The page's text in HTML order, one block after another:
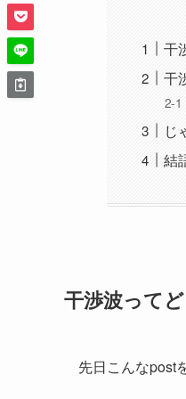
干
干
じ
結
干渉波って
先日こんなpost